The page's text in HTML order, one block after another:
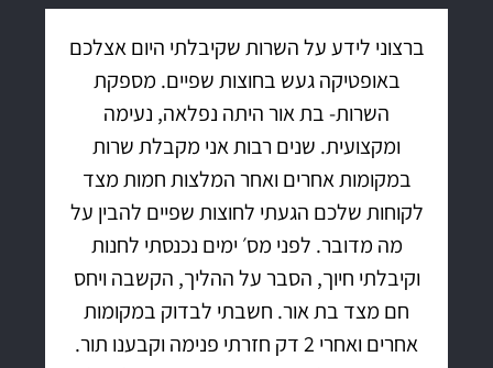
ברצוני לידע על השרות שקיבלתי היום אצלכם
באופטיקה געש בחוצות שפיים. מספקת
השרות- בת אור היתה נפלאה, נעימה
ומקצועית. שנים רבות אני מקבלת שרות
במקומות אחרים ואחר המלצות חמות מצד
לקוחות שלכם הגעתי לחוצות שפיים להבין על
מה מדובר. לפני מס׳ ימים נכנסתי לחנות
וקיבלתי חיוך, הסבר על ההליך, הקשבה ויחס
חם מצד בת אור. חשבתי לבדוק במקומות
אחרים ואחרי 2 דק חזרתי פנימה וקבענו תור.